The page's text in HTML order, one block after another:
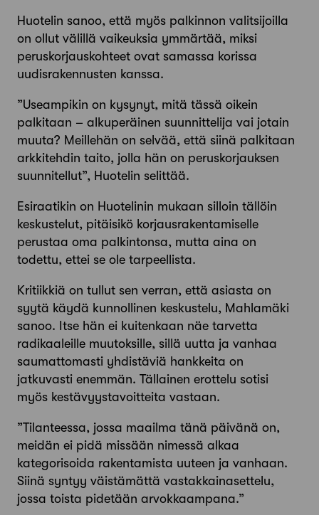
Huotelin sanoo, että myös palkinnon valitsijoilla
on ollut välillä vaikeuksia ymmärtää, miksi
peruskorjauskohteet ovat samassa korissa
uudisrakennusten kanssa.
”Useampikin on kysynyt, mitä tässä oikein
palkitaan – alkuperäinen suunnittelija vai jotain
muuta? Meillehän on selvää, että siinä palkitaan
arkkitehdin taito, jolla hän on peruskorjauksen
suunnitellut”, Huotelin selittää.
Esiraatikin on Huotelinin mukaan silloin tällöin
keskustelut, pitäisikö korjausrakentamiselle
perustaa oma palkintonsa, mutta aina on
todettu, ettei se ole tarpeellista.
Kritiikkiä on tullut sen verran, että asiasta on
syytä käydä kunnollinen keskustelu, Mahlamäki
sanoo. Itse hän ei kuitenkaan näe tarvetta
radikaaleille muutoksille, sillä uutta ja vanhaa
saumattomasti yhdistäviä hankkeita on
jatkuvasti enemmän. Tällainen erottelu sotisi
myös kestävyystavoitteita vastaan.
”Tilanteessa, jossa maailma tänä päivänä on,
meidän ei pidä missään nimessä alkaa
kategorisoida rakentamista uuteen ja vanhaan.
Siinä syntyy väistämättä vastakkainasettelu,
jossa toista pidetään arvokkaampana.”